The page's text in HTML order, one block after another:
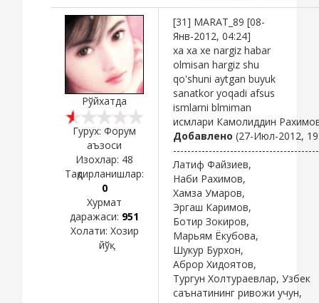
Рўйхатда
Гурух: Форум
аъзоси
Изохлар: 48
Тақдирланишлар:
0
Хурмат
даражаси: 951
Холати: Хозир
йўқ
[31] MARAT_89 [08-
Янв-2012, 04:24]
xa xa xe nargiz habar
olmisan hargiz shu
qo'shuni aytgan buyuk
sanatkor yoqadi afsus
ismlarni blmiman
исмлари Камолиддин
Добавлено (27-Июл-2012,
Латиф Файзиев,
Наби Рахимов,
Хамза Умаров,
Эргаш Каримов,
Ботир Зокиров,
Марьям Ёкубова,
Шукур Бурхон,
Аброр Хидоятов,
Тургун Холтураевлар, Узбек
саънатининг ривожи учун,